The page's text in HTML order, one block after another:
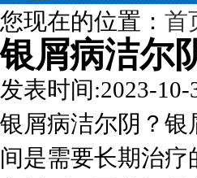
您现在的位置： 首
银屑病洁尔
发表时间:2023-10-
银屑病洁尔阴？
间是需要长期治